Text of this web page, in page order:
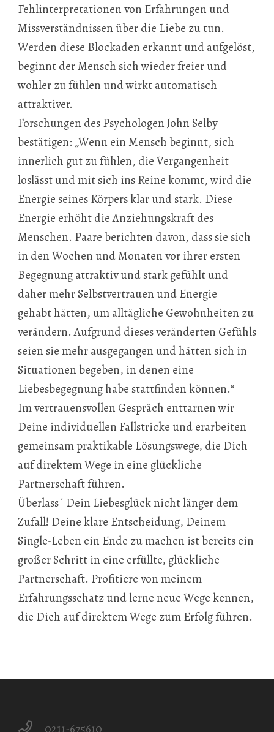
Fehlinterpretationen von Erfahrungen und
Missverständnissen über die Liebe zu tun.
Werden diese Blockaden erkannt und aufgelöst,
beginnt der Mensch sich wieder freier und
wohler zu fühlen und wirkt automatisch
attraktiver.
Forschungen des Psychologen John Selby
bestätigen: „Wenn ein Mensch beginnt, sich
innerlich gut zu fühlen, die Vergangenheit
loslässt und mit sich ins Reine kommt, wird die
Energie seines Körpers klar und stark. Diese
Energie erhöht die Anziehungskraft des
Menschen. Paare berichten davon, dass sie sich
in den Wochen und Monaten vor ihrer ersten
Begegnung attraktiv und stark gefühlt und
daher mehr Selbstvertrauen und Energie
gehabt hätten, um alltägliche Gewohnheiten zu
verändern. Aufgrund dieses veränderten Gefühls
seien sie mehr ausgegangen und hätten sich in
Situationen begeben, in denen eine
Liebesbegegnung habe stattfinden können.“
Im vertrauensvollen Gespräch enttarnen wir
Deine individuellen Fallstricke und erarbeiten
gemeinsam praktikable Lösungswege, die Dich
auf direktem Wege in eine glückliche
Partnerschaft führen.
Überlass´ Dein Liebesglück nicht länger dem
Zufall! Deine klare Entscheidung, Deinem
Single-Leben ein Ende zu machen ist bereits ein
großer Schritt in eine erfüllte, glückliche
Partnerschaft. Profitiere von meinem
Erfahrungsschatz und lerne neue Wege kennen,
die Dich auf direktem Wege zum Erfolg führen.
0211-675610